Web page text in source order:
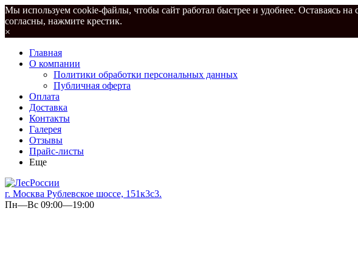
Мы используем cookie-файлы, чтобы сайт работал быстрее и удобнее. Оставаясь на
согласны, нажмите крестик.
×
Главная
О компании
Политики обработки персональных данных
Публичная оферта
Оплата
Доставка
Контакты
Галерея
Отзывы
Прайс-листы
Еще
г. Москва Рублевское шоссе, 151к3с3.
Пн—Вс 09:00—19:00